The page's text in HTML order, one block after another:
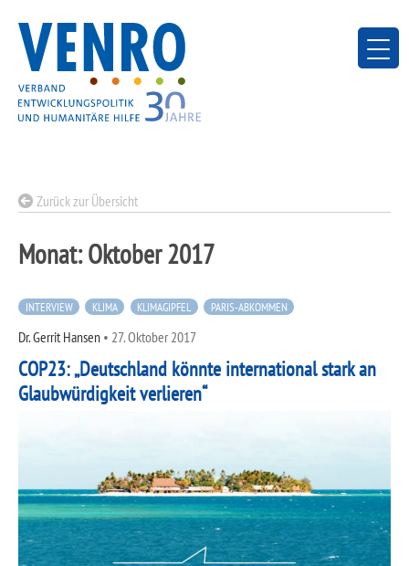
content
Zurück zur Übersicht
Monat:Oktober 2017
INTERVIEW KLIMA KLIMAGIPFEL PARIS-ABKOMMEN
Dr. Gerrit Hansen • 27. Oktober 2017
COP23: „Deutschland könnte international stark an
Glaubwürdigkeit verlieren“